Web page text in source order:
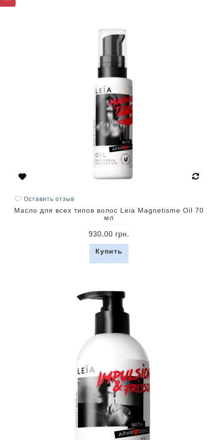
Оставить отзыв
Масло для всех типов волос Leia Magnetisme Oil 70
мл
930.00 грн.
Купить